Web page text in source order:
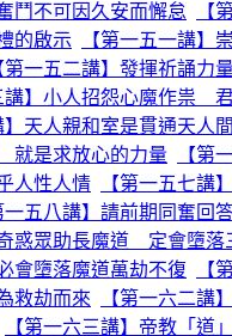
鬥不可因久安而懈怠
【
的啟示
【第一五一講
第一五二講】發揮祈誦
講】小人招怨心魔作祟
】天人親和室是貫通天人
就是求放心的力量
【第
人性人情
【第一五七講
一五八講】請前期同奮回
惑眾助長魔道 定會墮落
會墮落魔道萬劫不復
【
救劫而來
【第一六二講
【第一六三講】帝教「